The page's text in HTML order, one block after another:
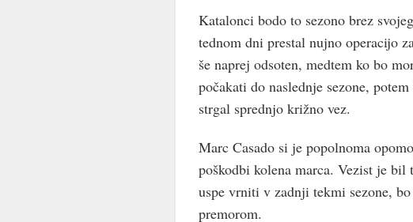
Katalonci bodo to sezono brez
tednom dni prestal nujno operacijo
še naprej odsoten, medtem ko bo
počakati do naslednje sezone,
strgal sprednjo križno vez.
Marc Casado si je popolnoma
poškodbi kolena marca. Vezist je
uspe vrniti v zadnji tekmi sezone,
premorom.